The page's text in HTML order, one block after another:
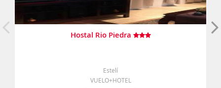
Hostal Rio Piedra
Estelí
VUELO+HOTEL